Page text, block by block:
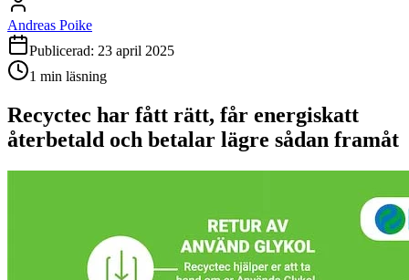
Andreas Poike
Publicerad: 23 april 2025
1 min läsning
Recyctec har fått rätt, får energiskatt
återbetald och betalar lägre sådan framåt